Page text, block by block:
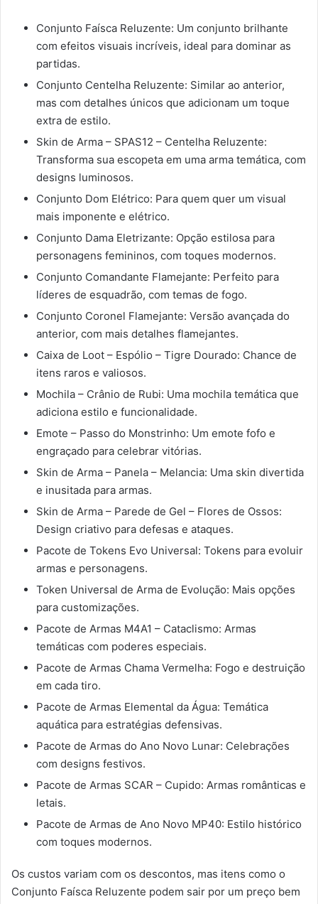
Conjunto Faísca Reluzente: Um conjunto brilhante
com efeitos visuais incríveis, ideal para dominar as
partidas.
Conjunto Centelha Reluzente: Similar ao anterior,
mas com detalhes únicos que adicionam um toque
extra de estilo.
Skin de Arma – SPAS12 – Centelha Reluzente:
Transforma sua escopeta em uma arma temática, com
designs luminosos.
Conjunto Dom Elétrico: Para quem quer um visual
mais imponente e elétrico.
Conjunto Dama Eletrizante: Opção estilosa para
personagens femininos, com toques modernos.
Conjunto Comandante Flamejante: Perfeito para
líderes de esquadrão, com temas de fogo.
Conjunto Coronel Flamejante: Versão avançada do
anterior, com mais detalhes flamejantes.
Caixa de Loot – Espólio – Tigre Dourado: Chance de
itens raros e valiosos.
Mochila – Crânio de Rubi: Uma mochila temática que
adiciona estilo e funcionalidade.
Emote – Passo do Monstrinho: Um emote fofo e
engraçado para celebrar vitórias.
Skin de Arma – Panela – Melancia: Uma skin divertida
e inusitada para armas.
Skin de Arma – Parede de Gel – Flores de Ossos:
Design criativo para defesas e ataques.
Pacote de Tokens Evo Universal: Tokens para evoluir
armas e personagens.
Token Universal de Arma de Evolução: Mais opções
para customizações.
Pacote de Armas M4A1 – Cataclismo: Armas
temáticas com poderes especiais.
Pacote de Armas Chama Vermelha: Fogo e destruição
em cada tiro.
Pacote de Armas Elemental da Água: Temática
aquática para estratégias defensivas.
Pacote de Armas do Ano Novo Lunar: Celebrações
com designs festivos.
Pacote de Armas SCAR – Cupido: Armas românticas e
letais.
Pacote de Armas de Ano Novo MP40: Estilo histórico
com toques modernos.
Os custos variam com os descontos, mas itens como o
Conjunto Faísca Reluzente podem sair por um preço bem